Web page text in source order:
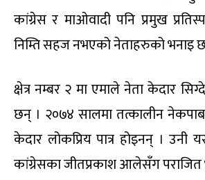
कांग्रेस र माओवादी पनि प्रमुख
निम्ति सहज नभएको नेताहरुको भनाइ
क्षेत्र नम्बर २ मा एमाले नेता केदार
छन् । २०७४ सालमा तत्कालीन
केदार लोकप्रिय पात्र होइनन् । उनी
कांग्रेसका जीतप्रकाश आलेसँग पराजित